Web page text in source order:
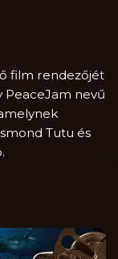
film rendezőjét
PeaceJam nevű
Tutu és